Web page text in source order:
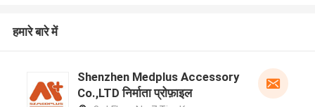
हमारे बारे में
Shenzhen Medplus Accessory
Co.,LTD निर्माता प्रोफ़ाइल